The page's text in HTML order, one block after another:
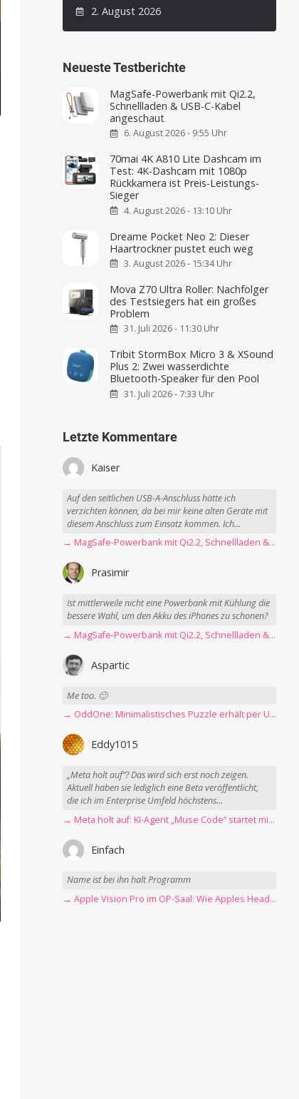
2. August 2026
Neueste Testberichte
MagSafe-Powerbank mit Qi2.2,
Schnellladen & USB-C-Kabel
angeschaut
6. August 2026 - 9:55 Uhr
70mai 4K A810 Lite Dashcam im
Test: 4K-Dashcam mit 1080p
Rückkamera ist Preis-Leistungs-
Sieger
4. August 2026 - 13:10 Uhr
Dreame Pocket Neo 2: Dieser
Haartrockner pustet euch weg
3. August 2026 - 15:34 Uhr
Mova Z70 Ultra Roller: Nachfolger
des Testsiegers hat ein großes
Problem
31. Juli 2026 - 11:30 Uhr
Tribit StormBox Micro 3 & XSound
Plus 2: Zwei wasserdichte
Bluetooth-Speaker für den Pool
31. Juli 2026 - 7:33 Uhr
Letzte Kommentare
Kaiser
Auf den seitlichen USB-A-Anschluss hätte ich
verzichten können, da bei mir keine alten Geräte mit
diesem Anschluss zum Einsatz kommen. Ich...
→ MagSafe-Powerbank mit Qi2.2, Schnellladen & USB-C-Kabel angeschaut
Prasimir
Ist mittlerweile nicht eine Powerbank mit Kühlung die
bessere Wahl, um den Akku des iPhones zu schonen?
→ MagSafe-Powerbank mit Qi2.2, Schnellladen & USB-C-Kabel angeschaut
Aspartic
Me too. 🙂
→ OddOne: Minimalistisches Puzzle erhält per Update 150 neue Level
Eddy1015
„Meta holt auf“? Das wird sich erst noch zeigen.
Aktuell haben sie lediglich eine Beta veröffentlicht,
die ich im Enterprise Umfeld höchstens...
→ Meta holt auf: KI-Agent „Muse Code“ startet mit erster Betaversion
Einfach
Name ist bei ihn halt Programm
→ Apple Vision Pro im OP-Saal: Wie Apples Headset Operationen beschleunigt